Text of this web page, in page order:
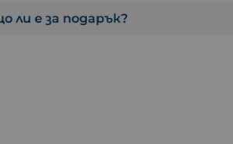
ли е за подарък?